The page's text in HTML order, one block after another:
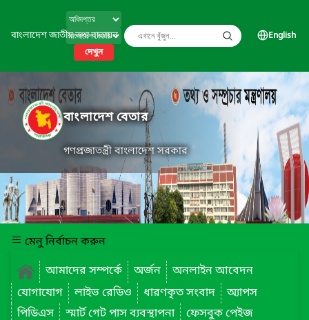
বাংলাদেশ জাতীয় তথ্য বাতায়ন
দেখুন
English
বাংলাদেশ বেতার
গণপ্রজাতন্ত্রী বাংলাদেশ সরকার
মেনু নির্বাচন করুন
আমাদের সম্পর্কে
অর্জন
অনলাইন আবেদন
যোগাযোগ
লাইভ রেডিও ধারণকৃত সংবাদ
অ্যাপস
পিডিএস
স্মার্ট গেট পাস ব্যবস্থাপনা
ফেসবুক পেইজ